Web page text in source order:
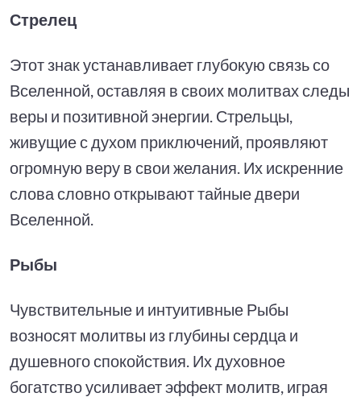
Стрелец
Этот знак устанавливает глубокую связь со
Вселенной, оставляя в своих молитвах следы
веры и позитивной энергии. Стрельцы,
живущие с духом приключений, проявляют
огромную веру в свои желания. Их искренние
слова словно открывают тайные двери
Вселенной.
Рыбы
Чувствительные и интуитивные Рыбы
возносят молитвы из глубины сердца и
душевного спокойствия. Их духовное
богатство усиливает эффект молитв, играя